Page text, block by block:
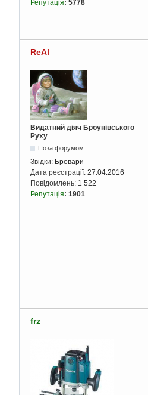
Репутація: 5778
ReAl
Видатний діяч Броунівського
Руху
Поза форумом
Звідки: Бровари
Дата реєстрації: 27.04.2016
Повідомлень: 1 522
Репутація: 1901
frz